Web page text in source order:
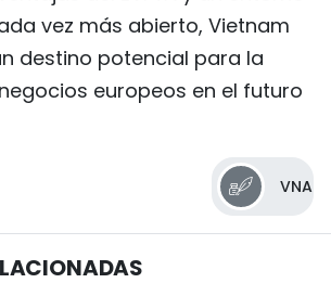
vez más abierto, Vietnam
destino potencial para la
europeos en el futuro
VNA